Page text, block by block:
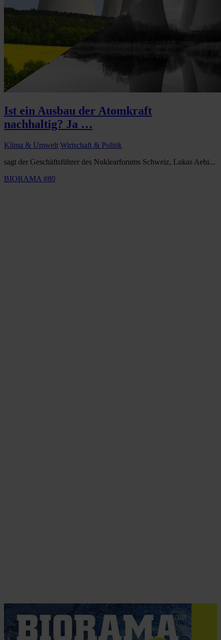
Ist ein Ausbau der Atomkraft
nachhaltig? Ja …
Klima & Umwelt Wirtschaft & Politik
sagt der Geschäftsführer des Nuklearforums Schweiz, Lukas Aebi...
BIORAMA #80